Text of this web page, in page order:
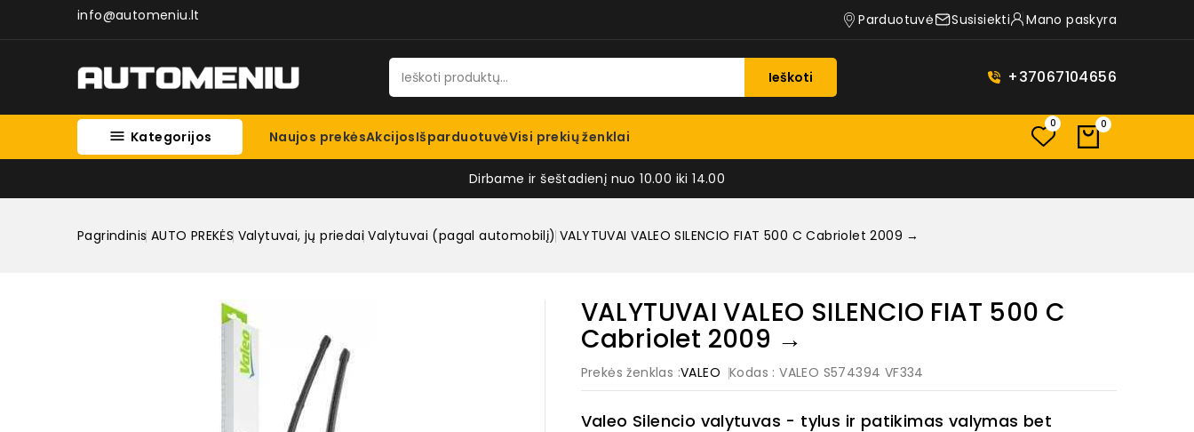
info@automeniu.lt Parduotuvė Susisiekti Mano paskyra
Ieškoti +37067104656
 Kategorijos Naujos prekėsAkcijosIšparduotuvėVisi prekių ženklai
0 0
Dirbame ir šeštadienį nuo 10.00 iki 14.00
Pagrindinis AUTO PREKĖS Valytuvai, jų priedai Valytuvai (pagal automobilį) VALYTUVAI VALEO SILENCIO FIAT 500 C Cabriolet 2009 →
VALYTUVAI VALEO SILENCIO FIAT 500 C
Cabriolet 2009 →
Prekės ženklas :VALEO Kodas : VALEO S574394 VF334
Valeo Silencio valytuvas - tylus ir patikimas valymas bet